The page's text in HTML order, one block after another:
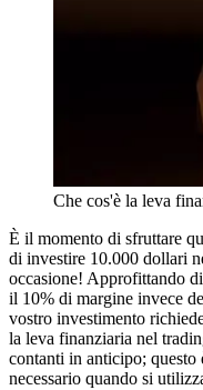
Che cos'è la leva
È il momento di sfruttare
di investire 10.000 dollari
occasione! Approfittando
il 10% di margine invece
vostro investimento
la leva finanziaria nel
contanti in anticipo;
necessario quando si